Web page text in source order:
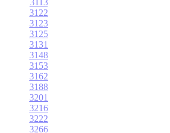
3122
3123
3125
3131
3148
3153
3162
3188
3201
3216
3222
3266